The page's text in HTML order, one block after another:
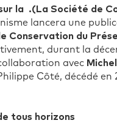
la .(La Société de
lancera une
Conservation du
durant la
avec
Côté, décédé en
tous horizons